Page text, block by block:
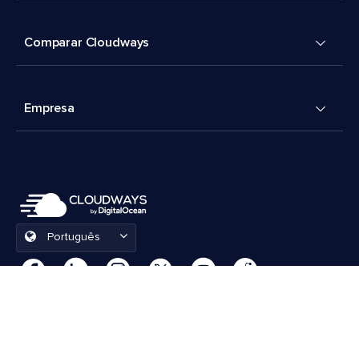
Comparar Cloudways
Empresa
Português